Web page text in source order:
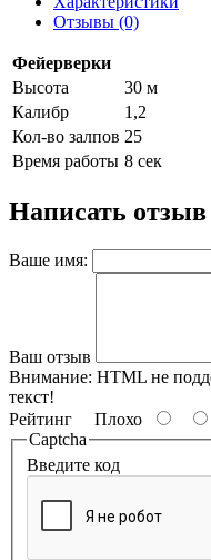
Отзывы (0)
Фейерверки
Высота
30 м
Калибр
1,2
Кол-во залпов 25
Время работы 8 сек
Написать отзыв
Ваше имя:
Ваш отзыв
Внимание: HTML не
текст!
Рейтинг Плохо
Captcha
Введите код